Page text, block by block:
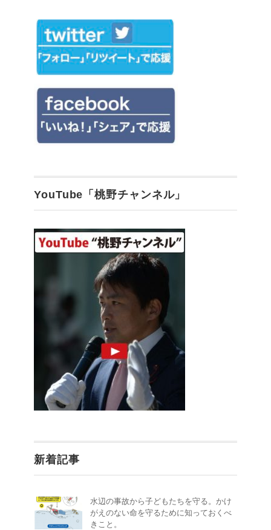
YouTube「桃野チャンネル」
新着記事
水辺の事故から子どもたちを守る。かけ
がえのない命を守るために知っておくべ
きこと。